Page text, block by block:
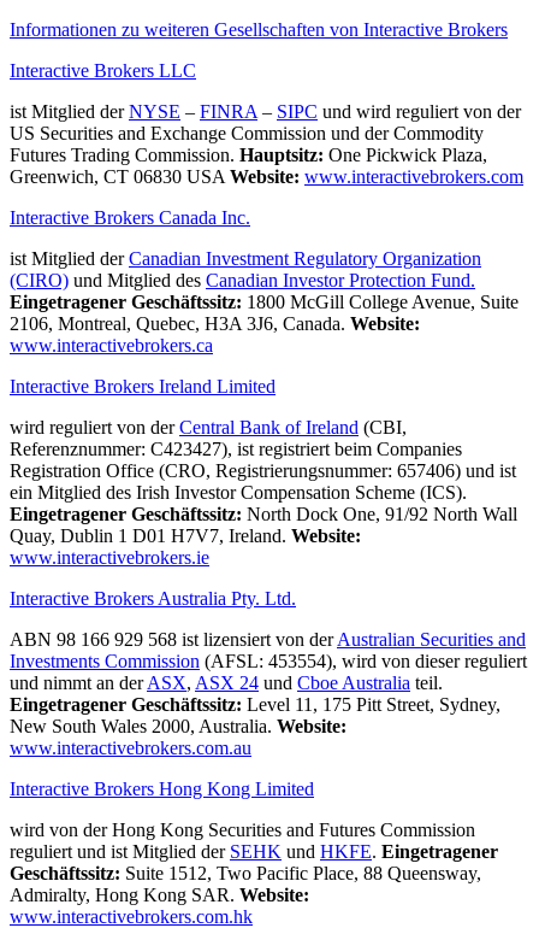
Informationen zu weiteren Gesellschaften von Interactive Brokers
Interactive Brokers LLC
ist Mitglied derNYSE – FINRA – SIPC und wird reguliert von der
US Securities and Exchange Commission und der Commodity
Futures Trading Commission. Hauptsitz: One Pickwick Plaza,
Greenwich, CT 06830 USA Website: www.interactivebrokers.com
Interactive Brokers Canada Inc.
ist Mitglied derCanadian Investment Regulatory Organization
(CIRO) und Mitglied des Canadian Investor Protection Fund.
Eingetragener Geschäftssitz: 1800 McGill College Avenue, Suite
2106, Montreal, Quebec, H3A 3J6, Canada. Website:
www.interactivebrokers.ca
Interactive Brokers Ireland Limited
wird reguliert von derCentral Bank of Ireland (CBI,
Referenznummer: C423427), ist registriert beim Companies
Registration Office (CRO, Registrierungsnummer: 657406) und ist
ein Mitglied des Irish Investor Compensation Scheme (ICS).
Eingetragener Geschäftssitz: North Dock One, 91/92 North Wall
Quay, Dublin 1 D01 H7V7, Ireland. Website:
www.interactivebrokers.ie
Interactive Brokers Australia Pty. Ltd.
ABN 98 166 929 568 ist lizensiert von derAustralian Securities and
Investments Commission (AFSL: 453554), wird von dieser reguliert
und nimmt an derASX, ASX 24 und Cboe Australia teil.
Eingetragener Geschäftssitz: Level 11, 175 Pitt Street, Sydney,
New South Wales 2000, Australia. Website:
www.interactivebrokers.com.au
Interactive Brokers Hong Kong Limited
wird von der Hong Kong Securities and Futures Commission
reguliert und ist Mitglied der SEHK und HKFE. Eingetragener
Geschäftssitz: Suite 1512, Two Pacific Place, 88 Queensway,
Admiralty, Hong Kong SAR. Website:
www.interactivebrokers.com.hk